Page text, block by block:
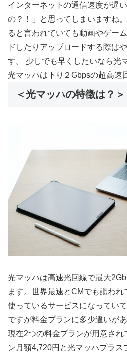
インターネットの通信速度が遅
の？！」と思ってしまいますね
ると言われていても動画やゲー
ドしたりアップロードする際は
す。 少しでも早くしたいなら光
光マッハは下り２Gbpsの超高速
＜光マッハの特徴は？＞
光マッハは高速光回線で最大
ます。世界最速とCMでも謳わ
使っているサービスになってい
ですが料金プランに多少違いが
現在2つの料金プランが用意され
ン月額4,720円と光マッハプラス